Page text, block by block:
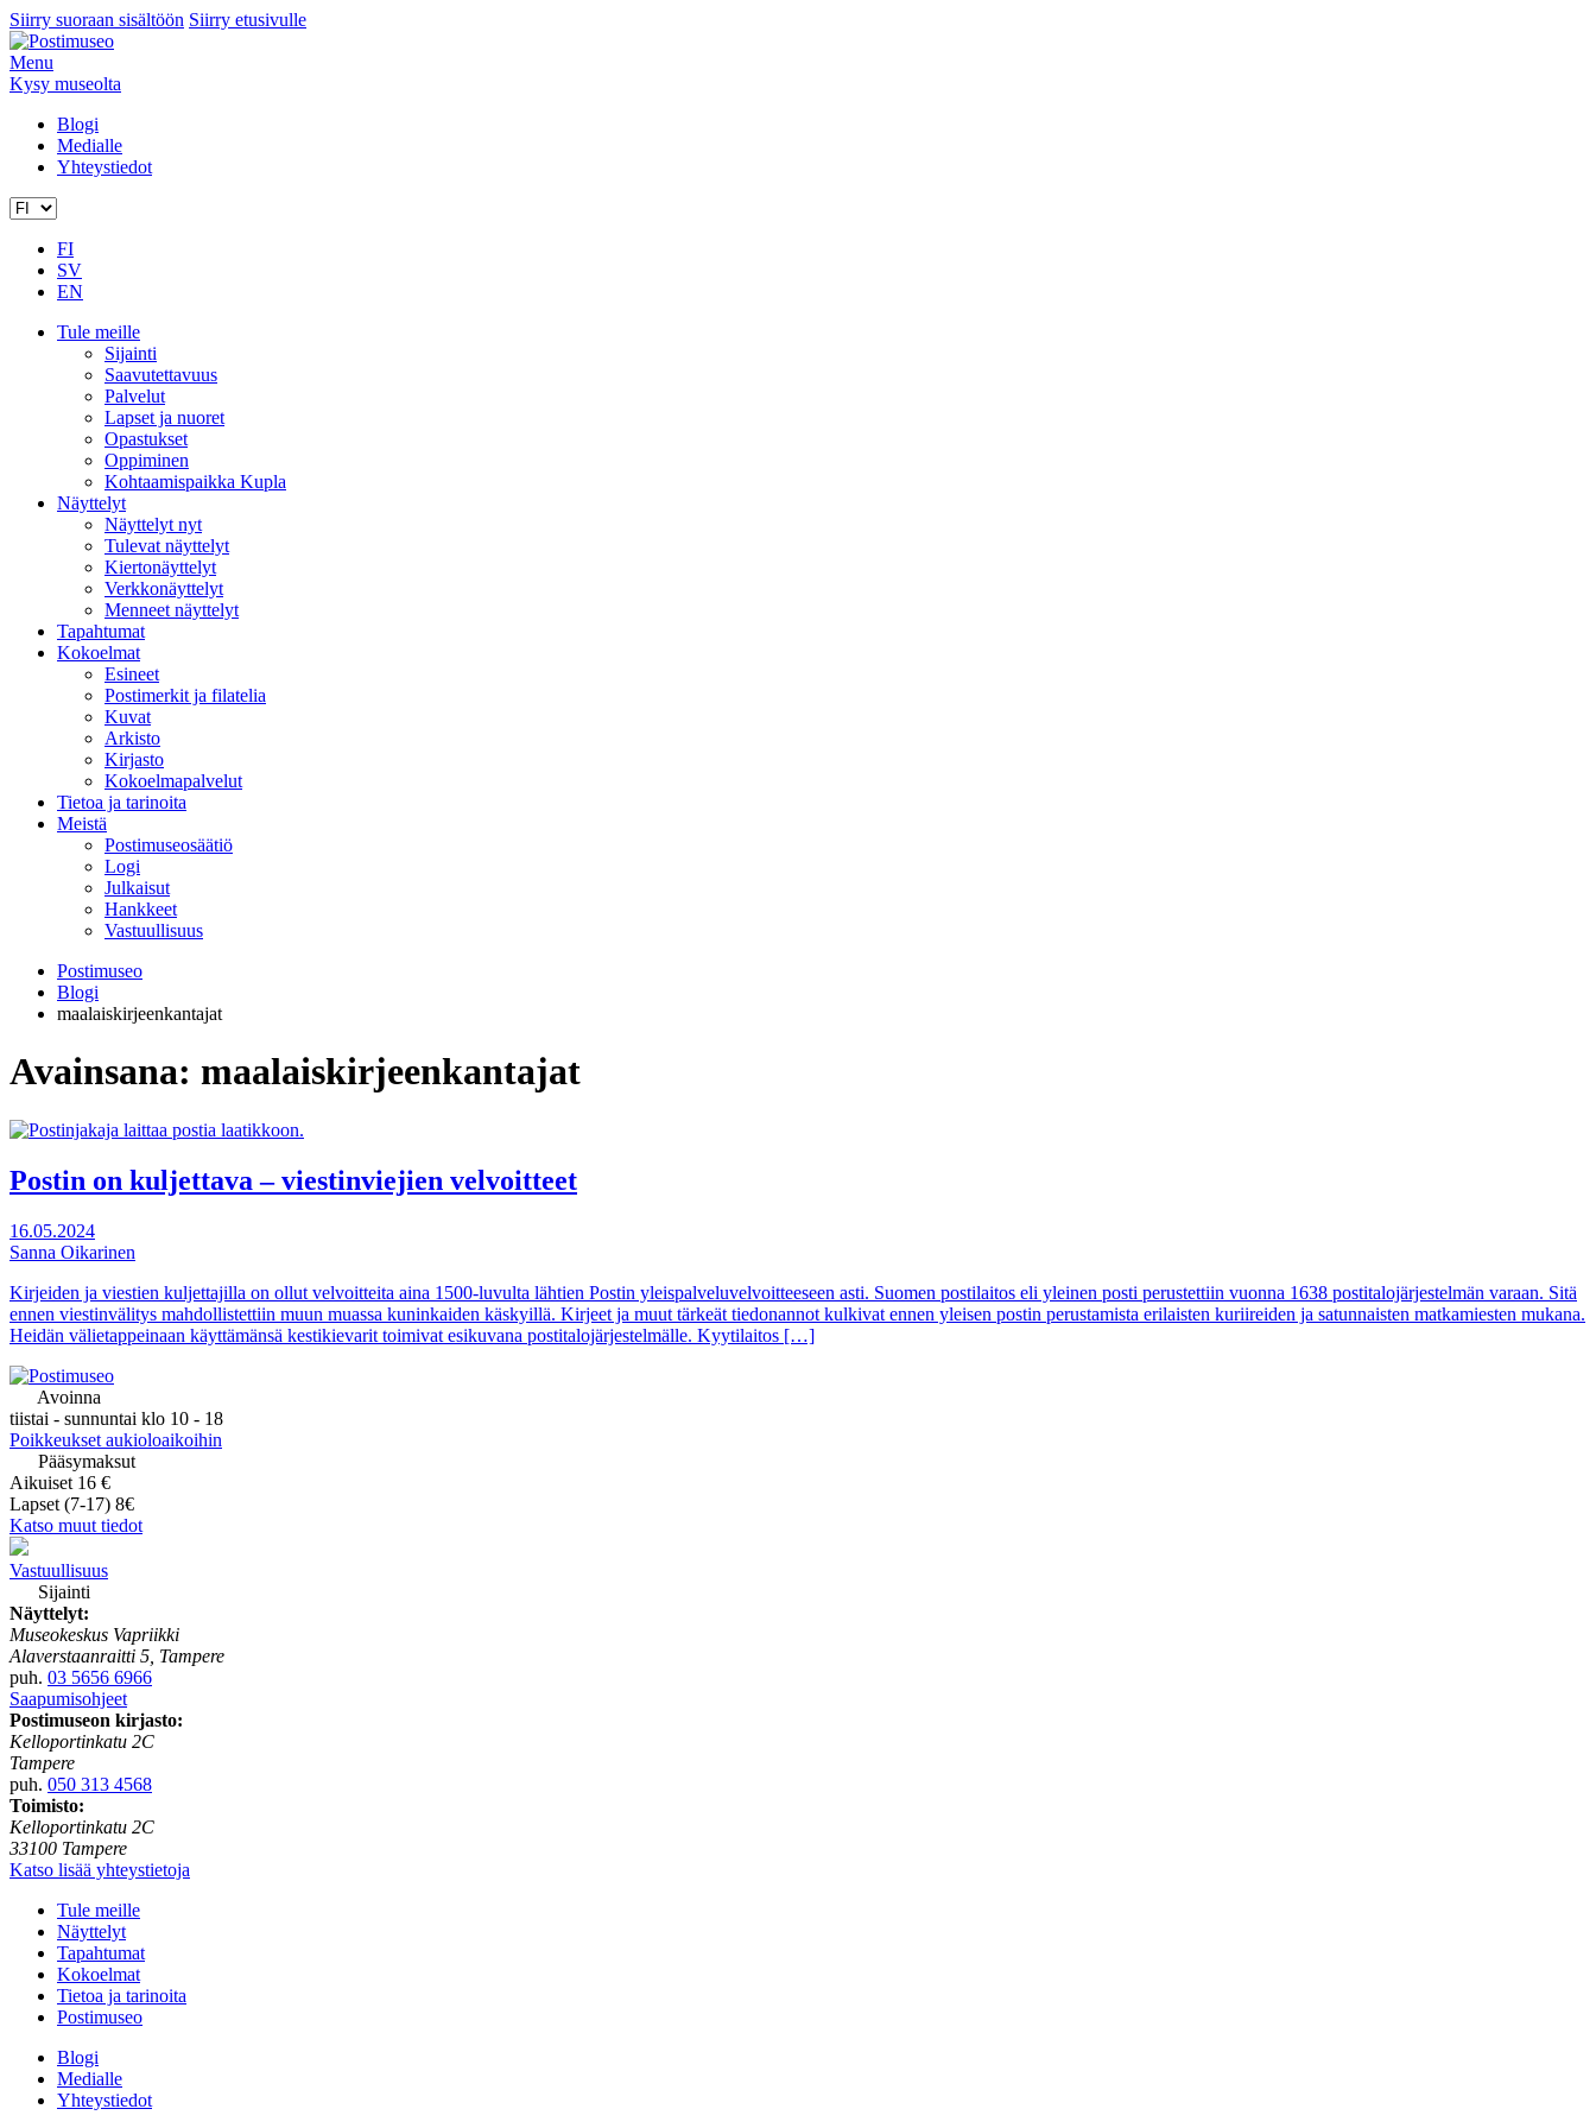
Siirry suoraan sisältöön Siirry etusivulle
Menu
Kysy museolta
Blogi
Medialle
Yhteystiedot
FI
SV
EN
Tule meille
Sijainti
Saavutettavuus
Palvelut
Lapset ja nuoret
Opastukset
Oppiminen
Kohtaamispaikka Kupla
Näyttelyt
Näyttelyt nyt
Tulevat näyttelyt
Kiertonäyttelyt
Verkkonäyttelyt
Menneet näyttelyt
Tapahtumat
Kokoelmat
Esineet
Postimerkit ja filatelia
Kuvat
Arkisto
Kirjasto
Kokoelmapalvelut
Tietoa ja tarinoita
Meistä
Postimuseosäätiö
Logi
Julkaisut
Hankkeet
Vastuullisuus
Postimuseo
Blogi
maalaiskirjeenkantajat
Avainsana: maalaiskirjeenkantajat
Postin on kuljettava – viestinviejien velvoitteet
16.05.2024
Sanna Oikarinen
Kirjeiden ja viestien kuljettajilla on ollut velvoitteita aina 1500-luvulta lähtien Postin yleispalveluvelvoitteeseen asti. Suomen postilaitos eli yleinen posti perustettiin vuonna 1638 postitalojärjestelmän varaan. Sitä
ennen viestinvälitys mahdollistettiin muun muassa kuninkaiden käskyillä. Kirjeet ja muut tärkeät tiedonannot kulkivat ennen yleisen postin perustamista erilaisten kuriireiden ja satunnaisten matkamiesten mukana.
Heidän välietappeinaan käyttämänsä kestikievarit toimivat esikuvana postitalojärjestelmälle. Kyytilaitos […]
Avoinna
tiistai - sunnuntai klo 10 - 18
Poikkeukset aukioloaikoihin
Pääsymaksut
Aikuiset 16 €
Lapset (7-17) 8€
Katso muut tiedot
Vastuullisuus
Sijainti
Näyttelyt:
Museokeskus Vapriikki
Alaverstaanraitti 5, Tampere
puh. 03 5656 6966
Saapumisohjeet
Postimuseon kirjasto:
Kelloportinkatu 2C
Tampere
puh. 050 313 4568
Toimisto:
Kelloportinkatu 2C
33100 Tampere
Katso lisää yhteystietoja
Tule meille
Näyttelyt
Tapahtumat
Kokoelmat
Tietoa ja tarinoita
Postimuseo
Blogi
Medialle
Yhteystiedot